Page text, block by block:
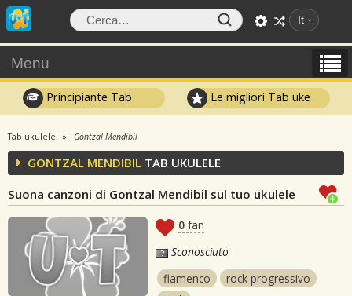
It
Menu
Principiante Tab Le migliori Tab uke
Tab ukulele Gontzal Mendibil
GONTZAL MENDIBIL TAB UKULELE
Suona canzoni di Gontzal Mendibil sul tuo ukulele
0 fan
Sconosciuto
flamenco
rock progressivo